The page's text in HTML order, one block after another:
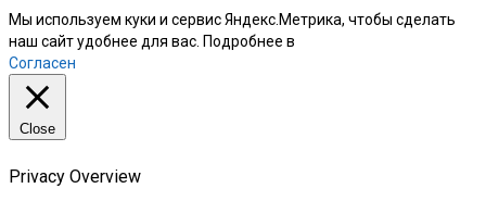
Мы используем куки и сервис Яндекс.Метрика, чтобы сделать
наш сайт удобнее для вас. Подробнее в
Согласен
Close
Privacy Overview